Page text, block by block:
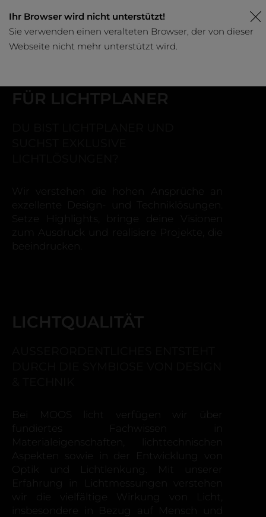
FÜR LICHTPLANER
Wir verstehen die hohen Ansprüche an
exzellente Design- und Techniklösungen.
Setze Highlights, bringe deine Visionen
zum Ausdruck und realisiere Projekte, die
beeindrucken.
LICHTQUALITÄT
Bei MOOS licht verfügen wir über
fundiertes Fachwissen in
Materialeigenschaften, lichttechnischen
Aspekten sowie in der Entwicklung von
Optik und Lichtlenkung. Mit unserer
Erfahrung in Lichtmessungen verstehen
wir die vielfältige Wirkung von Licht,
insbesondere in Bezug auf Mensch und
Ihr Browser wird nicht unterstützt!
Sie verwenden einen veralteten Browser, der von dieser
Webseite nicht mehr unterstützt wird.